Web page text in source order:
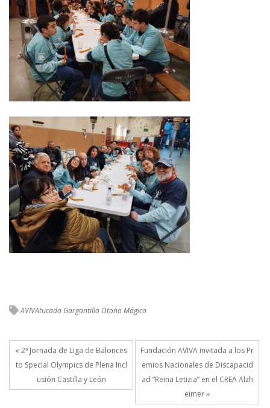
AVIVAtucada Gargantilla Otoño Mágico
« 2ª Jornada de Liga de Balonces
to Special Olympics de Plena Incl
usión Castilla y León
Fundación AVIVA invitada a los Pr
emios Nacionales de Discapacid
ad “Reina Letizia” en el CREA Alzh
eimer »